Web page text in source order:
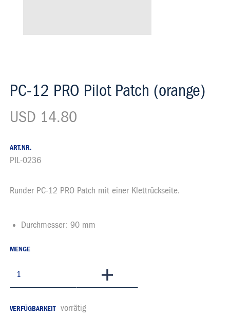
PC-12 PRO Pilot Patch (orange)
USD 14.80
ART.NR.
PIL-0236
Beschrieb
Runder PC-12 PRO Patch mit einer Klettrückseite.
Durchmesser: 90 mm
MENGE
VERFÜGBARKEIT vorrätig